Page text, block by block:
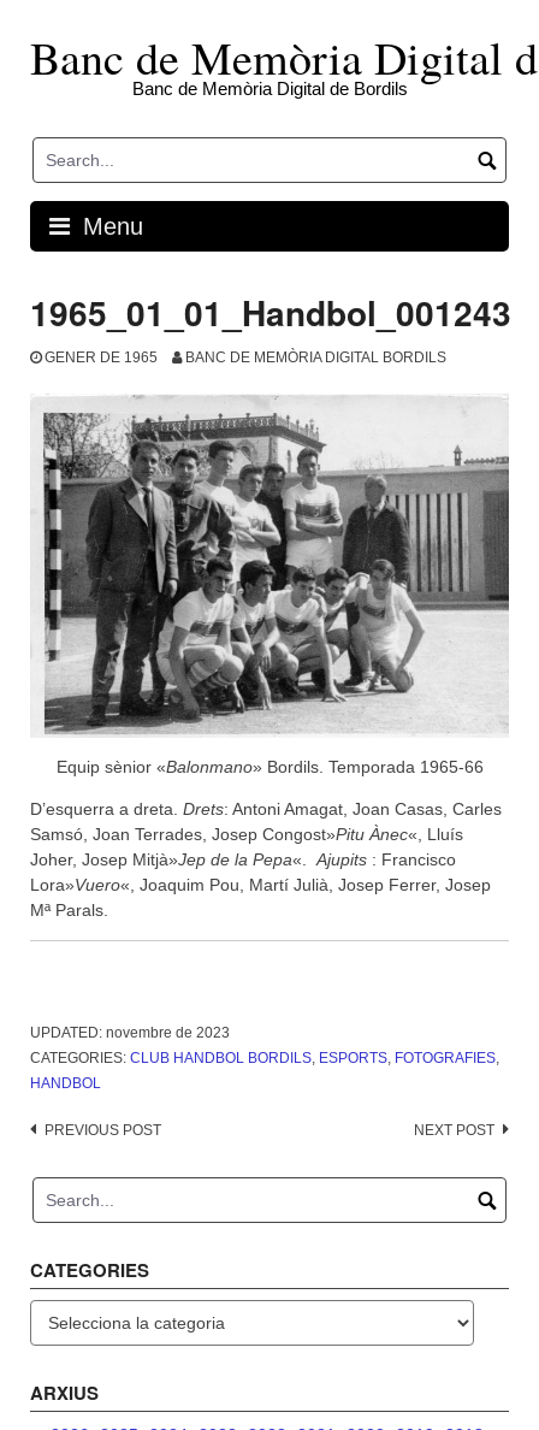
contentBanc de Memòria Digital
Banc de Memòria Digital de Bordils
Menu
1965_01_01_Handbol_001243
GENER DE 1965 BANC DE MEMÒRIA DIGITAL BORDILS
Equip sènior «Balonmano» Bordils. Temporada 1965-66
D’esquerra a dreta. Drets: Antoni Amagat, Joan Casas, Carles
Samsó, Joan Terrades, Josep Congost»Pitu Ànec«, Lluís
Joher, Josep Mitjà»Jep de la Pepa«.Ajupits : Francisco
Lora»Vuero«, Joaquim Pou, Martí Julià, Josep Ferrer, Josep
Mª Parals.
UPDATED: novembre de 2023
CATEGORIES: CLUB HANDBOL BORDILS, ESPORTS, FOTOGRAFIES,
HANDBOL
Post
PREVIOUS POST NEXT POST
CATEGORIES
ARXIUS